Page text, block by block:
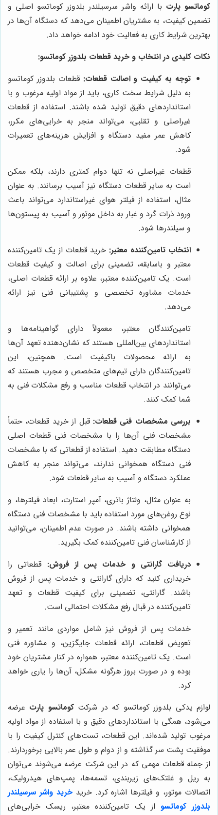
کوماتسو پارت با ارائه واشر سرسیلندر بلدوزر کوماتسو اصلی و
تضمین کیفیت، به مشتریان اطمینان می‌دهد که دستگاه آن‌ها در
بهترین شرایط کاری به فعالیت خود ادامه خواهد داد.
نکات کلیدی در انتخاب و خرید قطعات بلدوزر کوماتسو:
توجه به کیفیت و اصالت قطعات: قطعات بلدوزر کوماتسو
به دلیل شرایط سخت کاری، باید از مواد اولیه مرغوب و با
استانداردهای دقیق تولید شده باشند. استفاده از قطعات
غیراصلی و تقلبی، می‌تواند منجر به خرابی‌های مکرر،
کاهش عمر مفید دستگاه و افزایش هزینه‌های تعمیرات
شود.
قطعات غیراصلی نه تنها دوام کمتری دارند، بلکه ممکن
است به سایر قطعات دستگاه نیز آسیب برسانند. به عنوان
مثال، استفاده از فیلتر هوای غیراستاندارد می‌تواند باعث
ورود ذرات گرد و غبار به داخل موتور و آسیب به پیستون‌ها
و سیلندرها شود.
انتخاب تامین‌کننده معتبر: خرید قطعات از یک تامین‌کننده
معتبر و باسابقه، تضمینی برای اصالت و کیفیت قطعات
است. یک تامین‌کننده معتبر، علاوه بر ارائه قطعات اصلی،
خدمات مشاوره تخصصی و پشتیبانی فنی نیز ارائه
می‌دهد.
تامین‌کنندگان معتبر، معمولاً دارای گواهینامه‌ها و
استانداردهای بین‌المللی هستند که نشان‌دهنده تعهد آن‌ها
به ارائه محصولات باکیفیت است. همچنین، این
تامین‌کنندگان دارای تیم‌های متخصص و مجرب هستند که
می‌توانند در انتخاب قطعات مناسب و رفع مشکلات فنی به
شما کمک کنند.
بررسی مشخصات فنی قطعات: قبل از خرید قطعات، حتماً
مشخصات فنی آن‌ها را با مشخصات فنی قطعات اصلی
دستگاه مطابقت دهید. استفاده از قطعاتی که با مشخصات
فنی دستگاه همخوانی ندارند، می‌تواند منجر به کاهش
عملکرد دستگاه و آسیب به سایر قطعات شود.
به عنوان مثال، ولتاژ باتری، آمپر استارت، ابعاد فیلترها، و
نوع روغن‌های مورد استفاده باید با مشخصات فنی دستگاه
همخوانی داشته باشند. در صورت عدم اطمینان، می‌توانید
از کارشناسان فنی تامین‌کننده کمک بگیرید.
دریافت گارانتی و خدمات پس از فروش: قطعاتی را
خریداری کنید که دارای گارانتی و خدمات پس از فروش
باشند. گارانتی، تضمینی برای کیفیت قطعات و تعهد
تامین‌کننده در قبال رفع مشکلات احتمالی است.
خدمات پس از فروش نیز شامل مواردی مانند تعمیر و
تعویض قطعات، ارائه قطعات جایگزین، و مشاوره فنی
است. یک تامین‌کننده معتبر، همواره در کنار مشتریان خود
بوده و در صورت بروز هرگونه مشکل، آن‌ها را یاری خواهد
کرد.
لوازم یدکی بلدوزر کوماتسو که در شرکتکوماتسو پارت عرضه
می‌شود، همگی با استانداردهای دقیق و با استفاده از مواد اولیه
مرغوب تولید شده‌اند. این قطعات، تست‌های کنترل کیفیت را با
موفقیت پشت سر گذاشته و از دوام و طول عمر بالایی برخوردارند.
از جمله قطعات مهمی که در این شرکت عرضه می‌شوند می‌توان
به ریل و غلتک‌های زیربندی، تسمه‌ها، پمپ‌های هیدرولیک،
اتصالات موتور، و فیلترها اشاره کرد. خریدخرید واشر سرسیلندر
بلدوزر کوماتسو از یک تامین‌کننده معتبر، ریسک خرابی‌های